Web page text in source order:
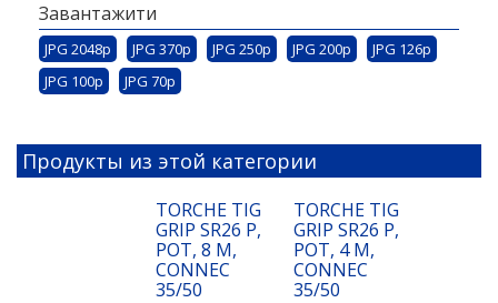
Завантажити
JPG 2048p JPG 370p JPG 250p JPG 200p
JPG 126p
JPG 100p
JPG 70p
Продукты из этой категории
TORCHE TIG
GRIP SR26 P,
POT, 8 M,
CONNEC
35/50
TORCHE TIG
GRIP SR26 P,
POT, 4 M,
CONNEC
35/50